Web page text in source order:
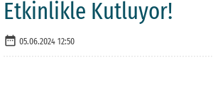
Etkinlikle Kutluyor!
date_range 05.06.2024 12:50